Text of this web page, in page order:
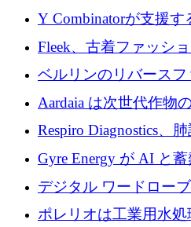
ス、支払いを統合する
Y Combinatorが支援
ップFintoが340万ドル
ーではなくミュンヘ
Fleek、古着ファッシ
万ドルを確保
ベルリンのリバース
維仕分け規模拡大に7
Aardaia は次世代作物
寄付
Respiro Diagnostics、
100 万ポンドを確保
Gyre Energy が AI と
を削減するために 130
デジタル ワードロー
1,000 万人のユーザー
ポレリオは工業用水